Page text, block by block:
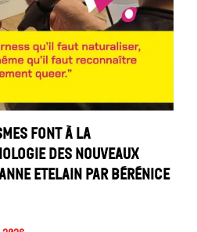
font à la
des nouveaux
Etelain par Bérénice